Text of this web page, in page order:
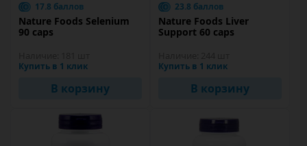
17.8 баллов
Nature Foods Selenium
90 caps
Купить в 1 клик
В корзину
23.8 баллов
Nature Foods Liver
Support 60 caps
Купить в 1 клик
В корзину